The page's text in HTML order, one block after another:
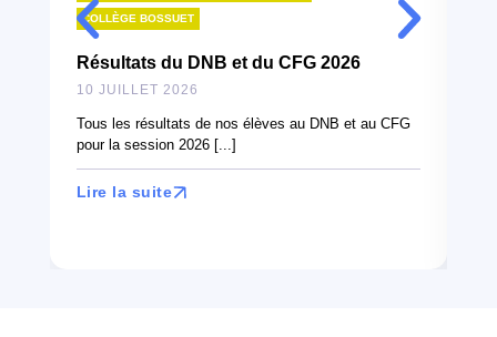
COLLÈGE BOSSUET
Résultats du DNB et du CFG 2026
10 JUILLET 2026
Tous les résultats de nos élèves au DNB et au CFG
pour la session 2026 [...]
Lire la suite